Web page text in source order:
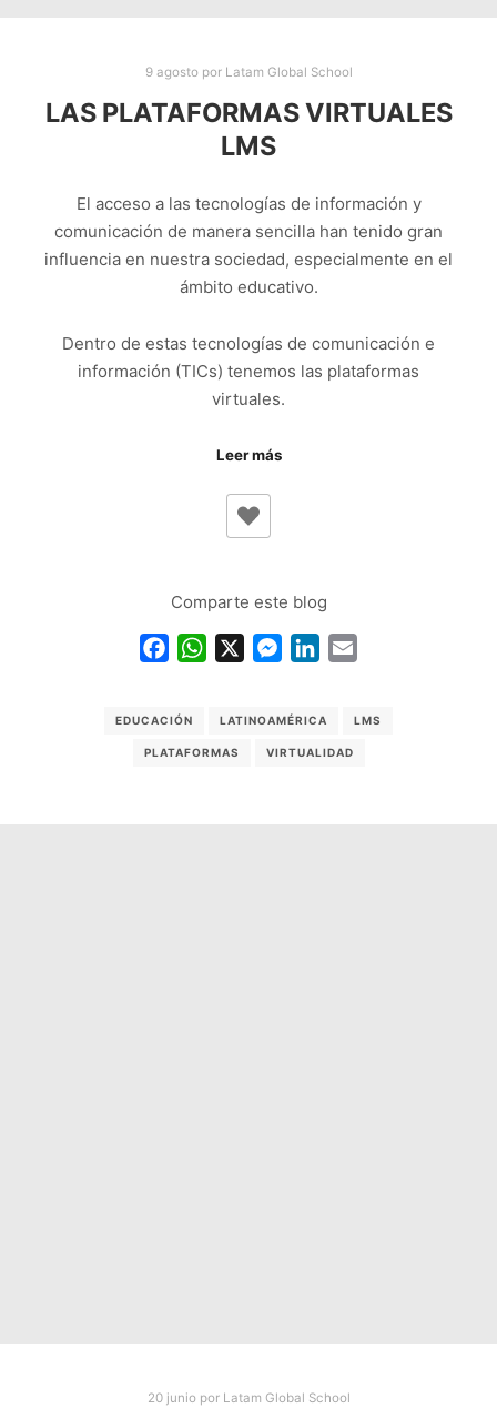
9 agostopor Latam Global School
LAS PLATAFORMAS VIRTUALES
LMS
El acceso a las tecnologías de información y
comunicación de manera sencilla han tenido gran
influencia en nuestra sociedad, especialmente en el
ámbito educativo.
Dentro de estas tecnologías de comunicación e
información (TICs) tenemos las plataformas
virtuales.
Leer más
Comparte este blog
FacebookWhatsApp Messenger
LinkedIn
EDUCACIÓN LATINOAMÉRICA LMS
PLATAFORMAS VIRTUALIDAD
20 juniopor Latam Global School